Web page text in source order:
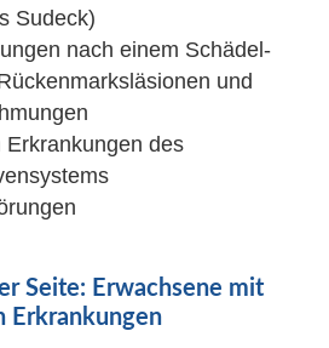
Sudeck)
nach einem Schädel-
und
des
Seite: Erwachsene mit
Erkrankungen